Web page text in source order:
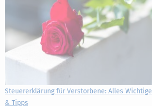
Steuererklärung für Verstorbene: Alles
& Tipps